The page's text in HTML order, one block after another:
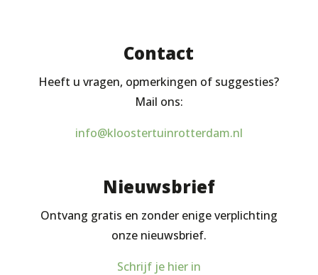
Contact
Heeft u vragen, opmerkingen of suggesties?
Mail ons:
info@kloostertuinrotterdam.nl
Nieuwsbrief
Ontvang gratis en zonder enige verplichting
onze nieuwsbrief.
Schrijf je hier in